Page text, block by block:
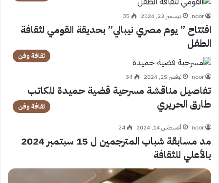
noor ديسمبر 23, 2024 35
افتتاح ” يوم مصري نيبالي” بحديقة القومي لثقافة
الطفل
ثقافة وفن
noor نوفمبر 25, 2024 34
تفاصيل مناقشة مسرحية قضية حميدة للكاتب
طارق الحريري
ثقافة وفن
noor أغسطس 14, 2024 24
مد مسابقة شباب المترجمين ل 15 سبتمبر 2024
بالأعلي للثقافة